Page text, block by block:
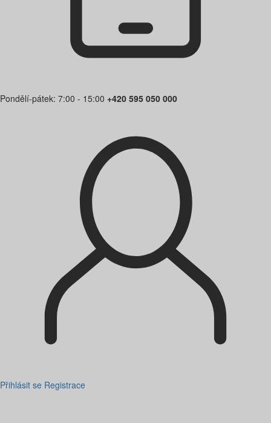
Pondělí-pátek: 7:00 - 15:00 +420 595 050 000
Přihlásit se Registrace